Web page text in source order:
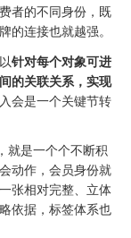
者的不同身份，既
的连接也就越强。
针对每个对象可进
的关联关系，实现
会是一个关键节转
就是一个个不断积
动作，会员身份就
张相对完整、立体
依据，标签体系也